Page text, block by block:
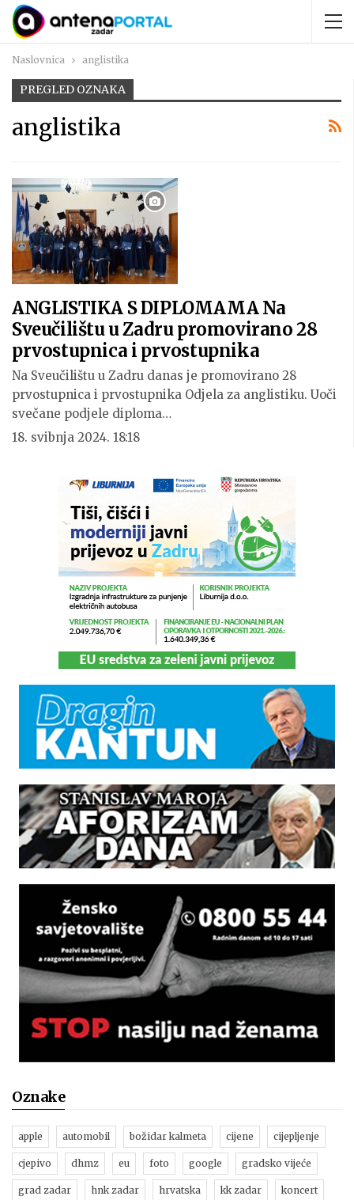
Naslovnica anglistika
PREGLED OZNAKA
anglistika
ANGLISTIKA S DIPLOMAMA Na
Sveučilištu u Zadru promovirano 28
prvostupnica i prvostupnika
Na Sveučilištu u Zadru danas je promovirano 28
prvostupnica i prvostupnika Odjela za anglistiku. Uoči
svečane podjele diploma…
18. svibnja 2024. 18:18
Oznake
apple automobil božidar kalmeta cijene cijepljenje
cjepivo dhmz eu foto google gradsko vijeće
grad zadar hnk zadar hrvatska kk zadar koncert